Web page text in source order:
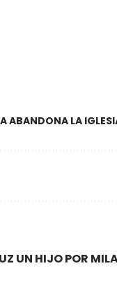
ABANDONA LA
UN HIJO POR